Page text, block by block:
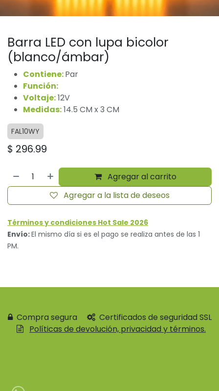
Barra LED con lupa bicolor
(blanco/ámbar)
Contiene:Par
Función:
Voltaje:12V
Medidas:14.5 CM x 3 CM
FAL10WY
$ 296.99
Agregar al carrito
Agregar a la lista de deseos
Términos y condiciones Hot Sale 2026
Envío:El mismo día si es el pago se realiza antes de las 1
PM.
Compra segura
Certificados de seguridad SSL
Políticas de devolución, privacidad y términos.